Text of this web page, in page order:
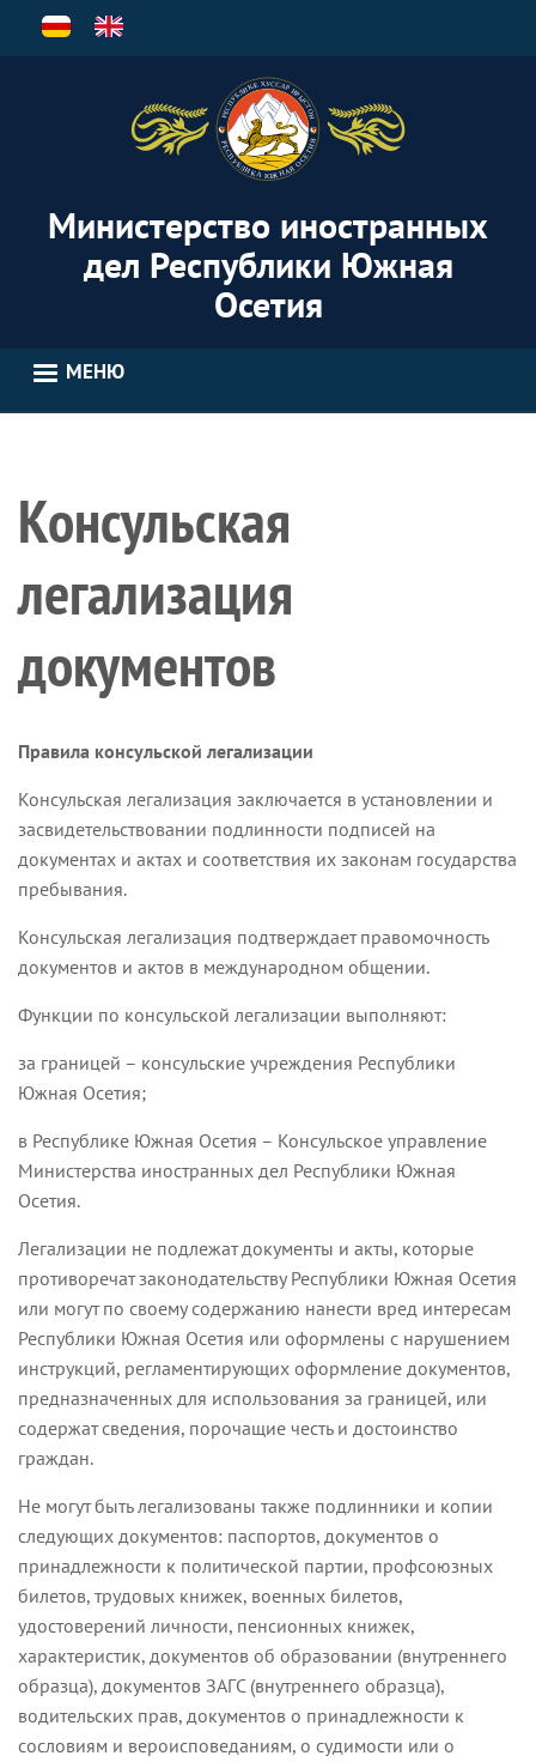
Перейти
Министерство иностранных
дел Республики Южная
Осетия
МЕНЮ
Консульская
легализация
документов
Правила консульской легализации
Консульская легализация заключается в установлении и
засвидетельствовании подлинности подписей на
документах и актах и соответствия их законам государства
пребывания.
Консульская легализация подтверждает правомочность
документов и актов в международном общении.
Функции по консульской легализации выполняют:
за границей – консульские учреждения Республики
Южная Осетия;
в Республике Южная Осетия – Консульское управление
Министерства иностранных дел Республики Южная
Осетия.
Легализации не подлежат документы и акты, которые
противоречат законодательству Республики Южная Осетия
или могут по своему содержанию нанести вред интересам
Республики Южная Осетия или оформлены с нарушением
инструкций, регламентирующих оформление документов,
предназначенных для использования за границей, или
содержат сведения, порочащие честь и достоинство
граждан.
Не могут быть легализованы также подлинники и копии
следующих документов: паспортов, документов о
принадлежности к политической партии, профсоюзных
билетов, трудовых книжек, военных билетов,
удостоверений личности, пенсионных книжек,
характеристик, документов об образовании (внутреннего
образца), документов ЗАГС (внутреннего образца),
водительских прав, документов о принадлежности к
сословиям и вероисповеданиям, о судимости или о